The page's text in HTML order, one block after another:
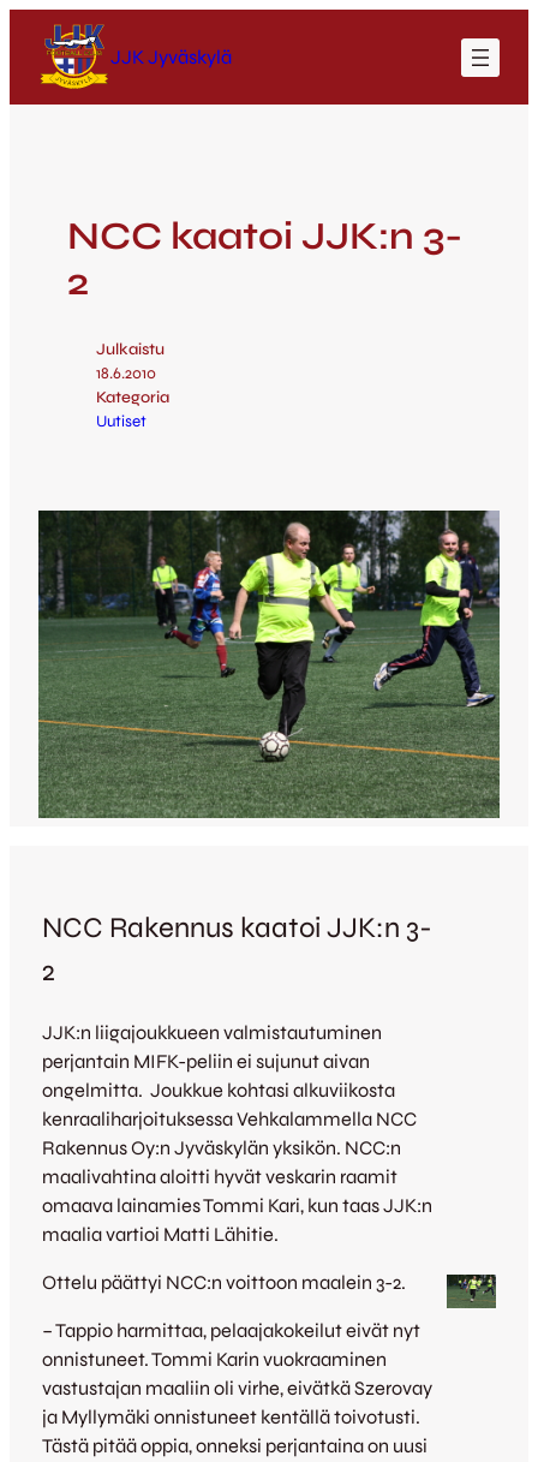
JJK Jyväskylä
NCC kaatoi JJK:n 3-
2
Julkaistu
18.6.2010
Kategoria
Uutiset
NCC Rakennus kaatoi JJK:n 3-
2
JJK:n liigajoukkueen valmistautuminen
perjantain MIFK-peliin ei sujunut aivan
ongelmitta. Joukkue kohtasi alkuviikosta
kenraaliharjoituksessa Vehkalammella NCC
Rakennus Oy:n Jyväskylän yksikön. NCC:n
maalivahtina aloitti hyvät veskarin raamit
omaava lainamies Tommi Kari, kun taas JJK:n
maalia vartioi Matti Lähitie.
Ottelu päättyi NCC:n voittoon maalein 3-2.
– Tappio harmittaa, pelaajakokeilut eivät nyt
onnistuneet. Tommi Karin vuokraaminen
vastustajan maaliin oli virhe, eivätkä Szerovay
ja Myllymäki onnistuneet kentällä toivotusti.
Tästä pitää oppia, onneksi perjantaina on uusi